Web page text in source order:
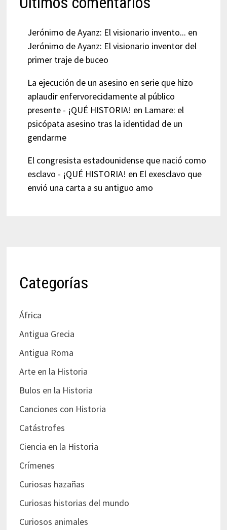
Jerónimo de Ayanz: El visionario invento... en
Jerónimo de Ayanz: El visionario inventor del
primer traje de buceo
La ejecución de un asesino en serie que hizo
aplaudir enfervorecidamente al público
presente - ¡QUÉ HISTORIA! en Lamare: el
psicópata asesino tras la identidad de un
gendarme
El congresista estadounidense que nació como
esclavo - ¡QUÉ HISTORIA! en El exesclavo que
envió una carta a su antiguo amo
Categorías
África
Antigua Grecia
Antigua Roma
Arte en la Historia
Bulos en la Historia
Canciones con Historia
Catástrofes
Ciencia en la Historia
Crímenes
Curiosas hazañas
Curiosas historias del mundo
Curiosos animales